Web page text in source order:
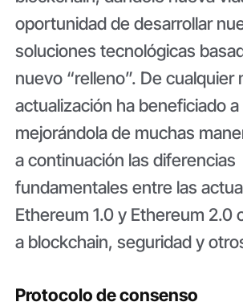
oportunidad de desarrollar
soluciones tecnológicas
nuevo “relleno”. De cualquier
actualización ha beneficiado a
mejorándola de muchas
a continuación las diferencias
fundamentales entre las
Ethereum 1.0 y Ethereum 2.0
a blockchain, seguridad y
Protocolo de consenso